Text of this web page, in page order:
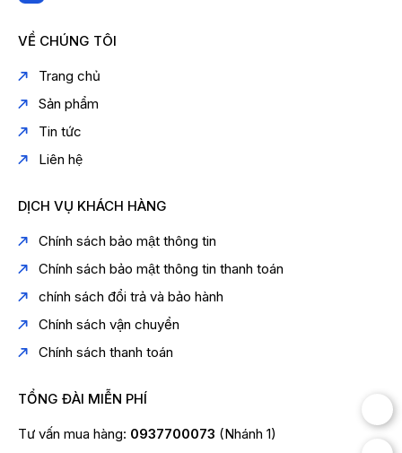
VỀ CHÚNG TÔI
Trang chủ
Sản phẩm
Tin tức
Liên hệ
DỊCH VỤ KHÁCH HÀNG
Chính sách bảo mật thông tin
Chính sách bảo mật thông tin thanh toán
chính sách đổi trả và bảo hành
Chính sách vận chuyển
Chính sách thanh toán
TỔNG ĐÀI MIỄN PHÍ
Tư vấn mua hàng: 0937700073 (Nhánh 1)